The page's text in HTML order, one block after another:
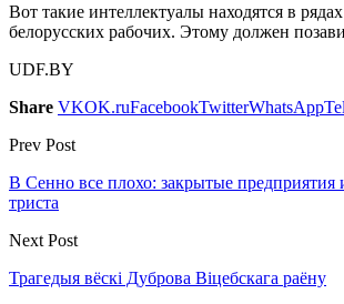
Вот такие интеллектуалы находятся в
белорусских рабочих. Этому должен
UDF.BY
Share VKOK.ruFacebookTwitterWhatsApp
Prev Post
В Сенно все плохо: закрытые предприятия
триста
Next Post
Трагедыя вёскі Дуброва Віцебскага раёну